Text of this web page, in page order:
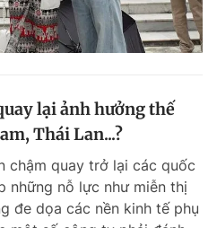
lại ảnh hưởng thế
Thái Lan...?
chậm quay trở lại các quốc
những nỗ lực như miễn thị
đe dọa các nền kinh tế phụ